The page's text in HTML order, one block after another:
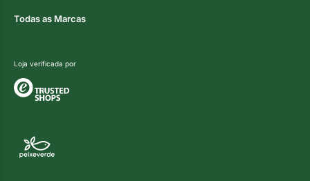
Todas as Marcas
Loja verificada por